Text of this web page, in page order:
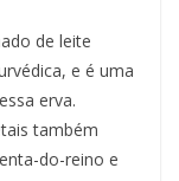
de leite
e é uma
erva.
também
do-reino e